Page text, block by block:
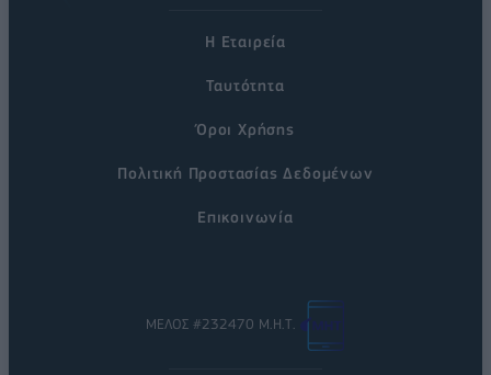
Η Εταιρεία
Ταυτότητα
Όροι Χρήσης
Πολιτική Προστασίας Δεδομένων
Επικοινωνία
ΜΕΛΟΣ #232470 Μ.Η.Τ.